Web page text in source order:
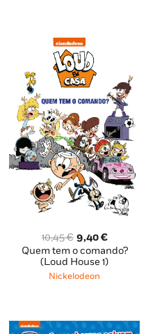
10,45€ O
preço
original
era:
9,40€O
preço
atual
Quem tem o comando?
(Loud House 1)
Nickelodeon